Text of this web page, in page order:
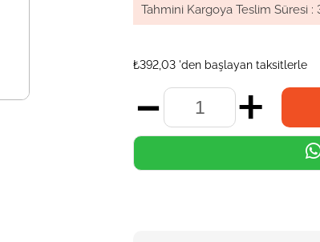
Tahmini Kargoya Teslim Süresi :
₺392,03 'den başlayan taksitlerle